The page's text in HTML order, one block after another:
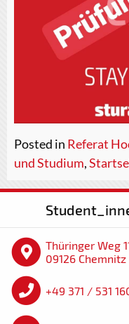
Posted in Referat
und Studium,
Thüringer Weg
09126 Chemnitz
+49 371 / 531